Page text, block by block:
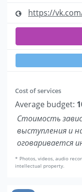
https://
Cost of services
Average budget:
Стоимость
выступления и
оговаривается
* Photos, videos, audio
intellectual property.